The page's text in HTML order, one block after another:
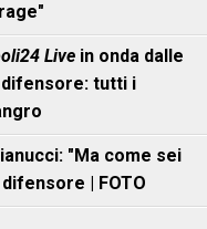
Live in onda dalle
difensore: tutti i
"Ma come sei
| FOTO